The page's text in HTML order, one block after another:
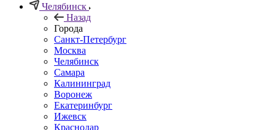
Челябинск
Назад
Города
Санкт-Петербург
Москва
Челябинск
Самара
Калининград
Воронеж
Екатеринбург
Ижевск
Краснодар